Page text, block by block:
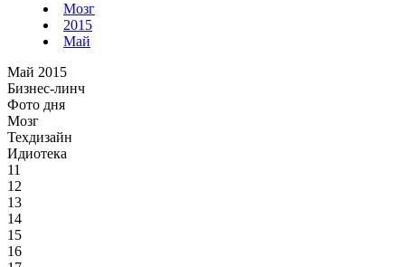
Мозг
2015
Май
Май 2015
Бизнес-линч
Фото дня
Мозг
Техдизайн
Идиотека
11
12
13
14
15
16